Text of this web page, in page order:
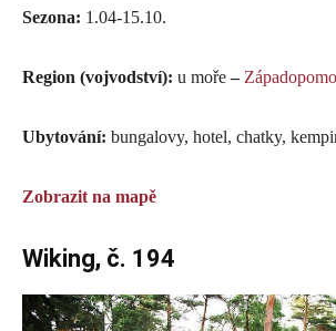
Sezona: 1.04-15.10.
Region (vojvodství): u moře–
Ubytování: bungalovy, hotel, chatky,
Zobrazit na mapě
Wiking, č. 194